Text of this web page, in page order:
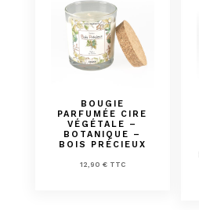
BOUGIE
PARFUMÉE CIRE
VÉGÉTALE –
BOTANIQUE –
BOIS PRÉCIEUX
12,90 € TTC